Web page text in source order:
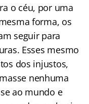
o céu, por uma
forma, os
seguir para
Esses mesmo
dos injustos,
nenhuma
ao mundo e